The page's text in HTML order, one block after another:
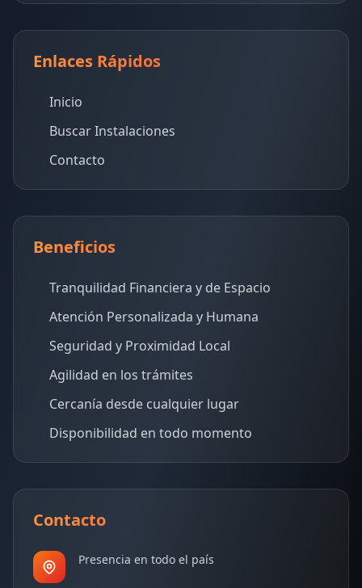
Enlaces Rápidos
Inicio
Buscar Instalaciones
Contacto
Beneficios
Tranquilidad Financiera y de Espacio
Atención Personalizada y Humana
Seguridad y Proximidad Local
Agilidad en los trámites
Cercanía desde cualquier lugar
Disponibilidad en todo momento
Contacto
Presencia en todo el país